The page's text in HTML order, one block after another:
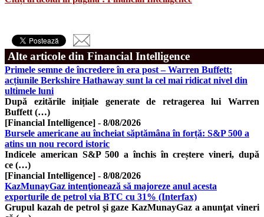
Alte articole din Financial Intelligence
Primele semne de încredere în era post – Warren Buffett:
acțiunile Berkshire Hathaway sunt la cel mai ridicat nivel din
ultimele luni
După ezitările inițiale generate de retragerea lui Warren
Buffett (…)
[Financial Intelligence] - 8/08/2026
Bursele americane au încheiat săptămâna în forță: S&P 500 a
atins un nou record istoric
Indicele american S&P 500 a închis în creștere vineri, după
ce (…)
[Financial Intelligence] - 8/08/2026
KazMunayGaz intenţionează să majoreze anul acesta
exporturile de petrol via BTC cu 31% (Interfax)
Grupul kazah de petrol şi gaze KazMunayGaz a anunţat vineri